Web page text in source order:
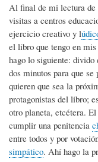
Al final de mi lectura de
visitas a centros
ejercicio creativo y l
el libro que tengo en
hago lo siguiente: divido
dos minutos para que
quieren que sea la
protagonistas del libro;
otro planeta, etcétera.
cumplir una penitencia
entre todos y por
simpático. Ahí hago la